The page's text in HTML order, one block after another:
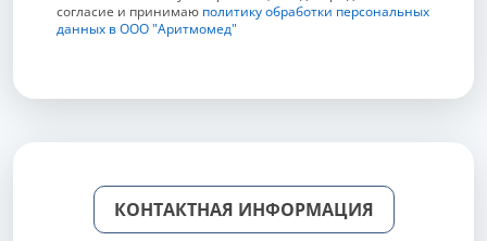
согласие и принимаю политику обработки персональных
данных в ООО "Аритмомед"
КОНТАКТНАЯ ИНФОРМАЦИЯ